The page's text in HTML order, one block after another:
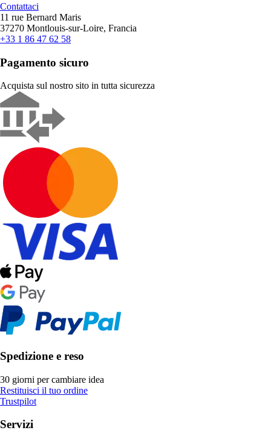
Contattaci
11 rue Bernard Maris
37270 Montlouis-sur-Loire, Francia
+33 1 86 47 62 58
Pagamento sicuro
Acquista sul nostro sito in tutta sicurezza
Spedizione e reso
30 giorni per cambiare idea
Restituisci il tuo ordine
Trustpilot
Servizi